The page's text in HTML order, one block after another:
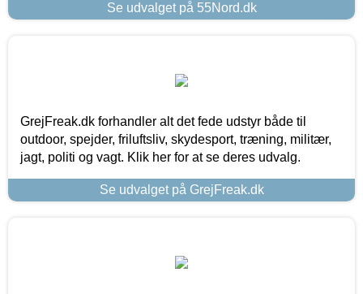
Se udvalget på 55Nord.dk
GrejFreak.dk forhandler alt det fede udstyr både til
outdoor, spejder, friluftsliv, skydesport, træning, militær,
jagt, politi og vagt. Klik her for at se deres udvalg.
Se udvalget på GrejFreak.dk